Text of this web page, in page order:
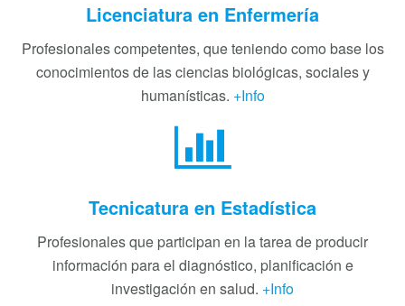
Licenciatura en Enfermería
Profesionales competentes, que teniendo como base los
conocimientos de las ciencias biológicas, sociales y
humanísticas. +Info
Tecnicatura en Estadística
Profesionales que participan en la tarea de producir
información para el diagnóstico, planificación e
investigación en salud. +Info